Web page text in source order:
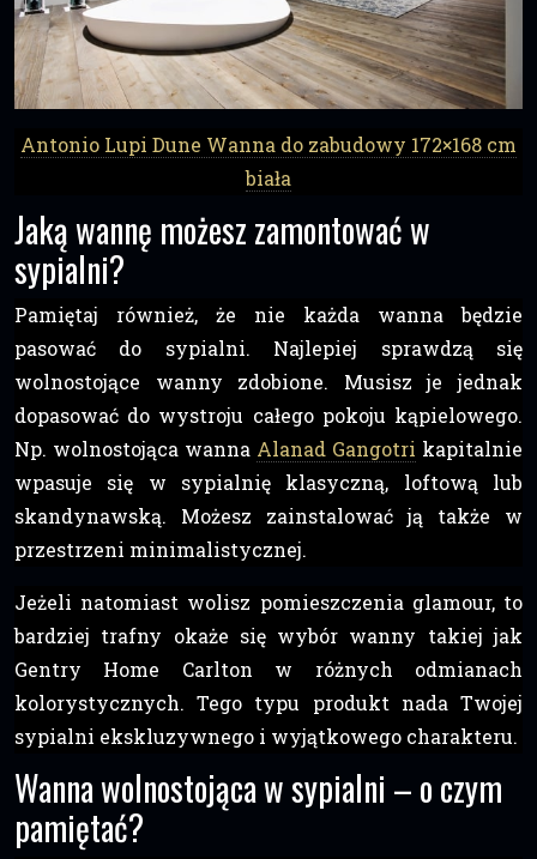
Antonio Lupi Dune Wanna do zabudowy 172×168 cm
biała
Jaką wannę możesz zamontować w
sypialni?
Pamiętaj również, że nie każda wanna będzie
pasować do sypialni. Najlepiej sprawdzą się
wolnostojące wanny zdobione. Musisz je jednak
dopasować do wystroju całego pokoju kąpielowego.
Np. wolnostojąca wanna Alanad Gangotri kapitalnie
wpasuje się w sypialnię klasyczną, loftową lub
skandynawską. Możesz zainstalować ją także w
przestrzeni minimalistycznej.
Jeżeli natomiast wolisz pomieszczenia glamour, to
bardziej trafny okaże się wybór wanny takiej jak
Gentry Home Carlton w różnych odmianach
kolorystycznych. Tego typu produkt nada Twojej
sypialni ekskluzywnego i wyjątkowego charakteru.
Wanna wolnostojąca w sypialni – o czym
pamiętać?